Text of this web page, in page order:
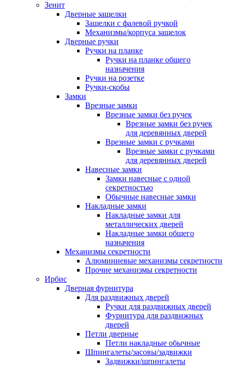
Зенит
Дверные защелки
Защелки с фалевой ручкой
Механизмы/корпуса защелок
Дверные ручки
Ручки на планке
Ручки на планке общего
назначения
Ручки на розетке
Ручки-скобы
Замки
Врезные замки
Врезные замки без ручек
Врезные замки без ручек
для деревянных дверей
Врезные замки с ручками
Врезные замки с ручками
для деревянных дверей
Навесные замки
Замки навесные с одной
секретностью
Обычные навесные замки
Накладные замки
Накладные замки для
металлических дверей
Накладные замки общего
назначения
Механизмы секретности
Алюминиевые механизмы секретности
Прочие механизмы секретности
Ирбис
Дверная фурнитура
Для раздвижных дверей
Ручки для раздвижных дверей
Фурнитура для раздвижных
дверей
Петли дверные
Петли накладные обычные
Шпингалеты/засовы/задвижки
Задвижки/шпингалеты